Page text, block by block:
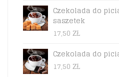
Czekolada do
saszetek
17,50 ZŁ
Czekolada do
17,50 ZŁ